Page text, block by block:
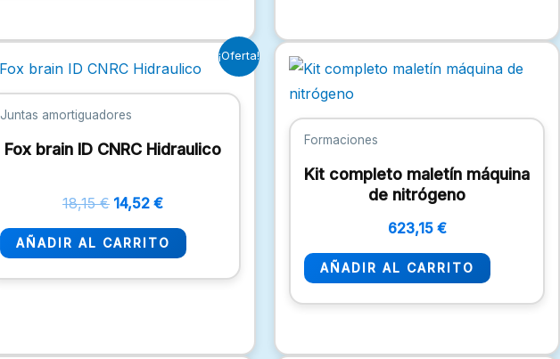
¡Oferta!
Juntas amortiguadores
Fox brain ID CNRC Hidraulico
18,15€
precio
18,15 €.
14,52 €
precio
AÑADIR AL CARRITO
Formaciones
Kit completo maletín máquina
de nitrógeno
623,15 €
AÑADIR AL CARRITO